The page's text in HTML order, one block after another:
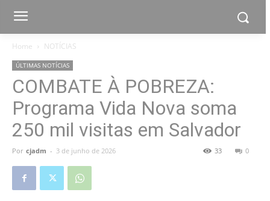
Home NOTÍCIAS
ÚLTIMAS NOTÍCIAS
COMBATE À POBREZA:
Programa Vida Nova soma
250 mil visitas em Salvador
Por cjadm - 3 de junho de 2026 0
33